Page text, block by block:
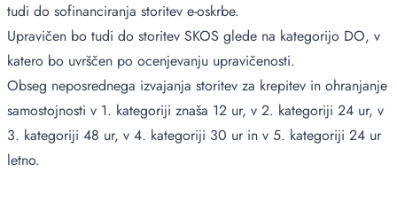
tudi do sofinanciranja storitev e-oskrbe.
Upravičen bo tudi do storitev SKOS glede na kategorijo DO, v
katero bo uvrščen po ocenjevanju upravičenosti.
Obseg neposrednega izvajanja storitev za krepitev in ohranjanje
samostojnosti v 1. kategoriji znaša 12 ur, v 2. kategoriji 24 ur, v
3. kategoriji 48 ur, v 4. kategoriji 30 ur in v 5. kategoriji 24 ur
letno.